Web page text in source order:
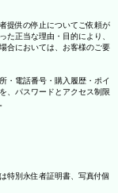
提供の停止についてご依頼が
た正当な理由・目的により、
合においては、お客様のご要
・電話番号・購入履歴・ポイ
、パスワードとアクセス制限
特別永住者証明書、写真付個